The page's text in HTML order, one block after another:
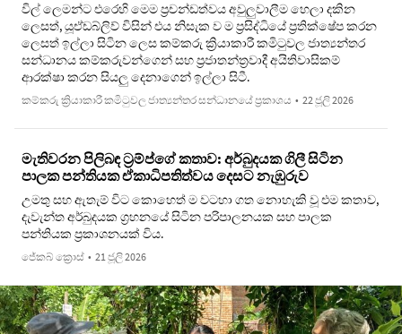
විල් ලෙමන්ට එරෙහි මෙම ප්‍රචන්ඩත්වය අවුලුවාලීම හෙලා දකින
ලෙසත්, යූඒඩබ්ලිව් විසින් එය නිසැක ව ම ප්‍රසිද්ධියේ ප්‍රතික්ෂේප කරන
ලෙසත් ඉල්ලා සිටින ලෙස කම්කරු ක්‍රියාකාරී කමිටුවල ජාත්‍යන්තර
සන්ධානය කම්කරුවන්ගෙන් සහ ප්‍රජාතන්ත්‍රවාදී අයිතිවාසිකම්
ආරක්ෂා කරන සියලු දෙනාගෙන් ඉල්ලා සිටී.
කම්කරු ක්‍රියාකාරී කමිටුවල ජාත්‍යන්තර සන්ධානයේ ප්‍රකාශය • 22 ජූලි 2026
මැතිවරන පිලිබඳ ට්‍රම්ප්ගේ කතාව: අර්බුදයක ගිලී සිටින
පාලක පන්තියක ඒකාධිපතිත්වය දෙසට නැඹුරුව
උමතු සහ ඇතැම් විට කොහෙත් ම වටහා ගත නොහැකි වූ එම කතාව,
දැවැන්ත අර්බුදයක ග්‍රහනයේ සිටින පරිපාලනයක සහ පාලක
පන්තියක ප්‍රකාශනයක් විය.
ජේකබ් ක්‍රොස් • 21 ජූලි 2026